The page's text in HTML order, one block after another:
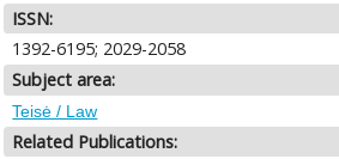
ISSN:
1392-6195; 2029-2058
Subject area:
Teisė / Law
Related Publications: